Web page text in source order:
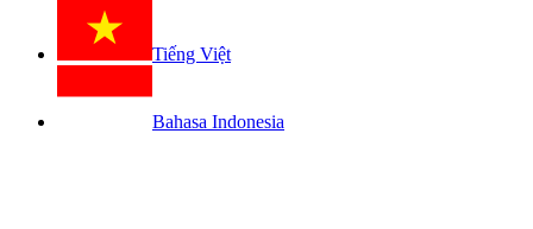
Tiếng Việt
Bahasa Indonesia